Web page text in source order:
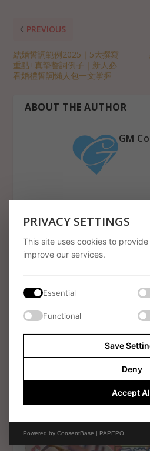
PREVIOUS
結婚誓詞範例2025｜5大撰寫
重點+真摯誓詞例子｜新人必
看婚禮誓詞懶人包一文掌握
ABOUT THE AUTHOR
GM
RELATED POSTS
婚禮應急包2026｜新娘新郎必備
工重點
29 May 2026
PRIVACY SETTINGS
This site uses cookies to
improve our services.
Essential
Functional
Save
Deny
Accept
Powered by ConsentBase | PAPEPO